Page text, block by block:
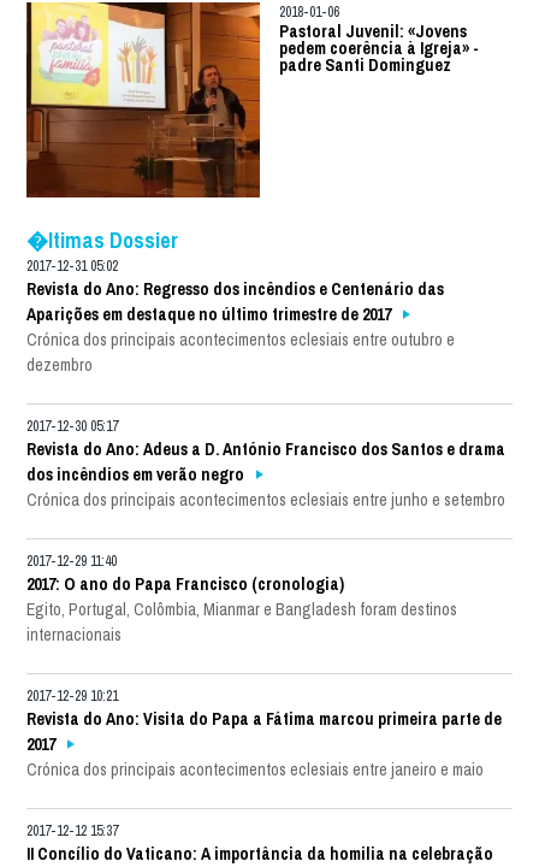
2018-01-06
Pastoral Juvenil: «Jovens
pedem coerência à Igreja» -
padre Santi Dominguez
�ltimas Dossier
2017-12-31 05:02
Revista do Ano: Regresso dos incêndios e Centenário das
Aparições em destaque no último trimestre de 2017
Crónica dos principais acontecimentos eclesiais entre outubro e
dezembro
2017-12-30 05:17
Revista do Ano: Adeus a D. António Francisco dos Santos e drama
dos incêndios em verão negro
Crónica dos principais acontecimentos eclesiais entre junho e setembro
2017-12-29 11:40
2017: O ano do Papa Francisco (cronologia)
Egito, Portugal, Colômbia, Mianmar e Bangladesh foram destinos
internacionais
2017-12-29 10:21
Revista do Ano: Visita do Papa a Fátima marcou primeira parte de
2017
Crónica dos principais acontecimentos eclesiais entre janeiro e maio
2017-12-12 15:37
II Concílio do Vaticano: A importância da homilia na celebração